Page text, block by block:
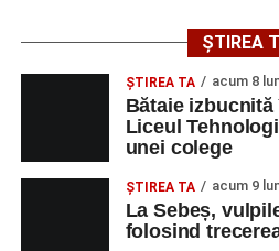
Napoca).
AcompaniazăCluj Tango
Irina Indrei – pian
Robert Indrei –
Milena Vădan – vioară
ȘTIREA
ŞTIREA TA acum 8
Bătaie
Liceul
unei colege
ŞTIREA TA acum 9
La Sebeș,
folosind